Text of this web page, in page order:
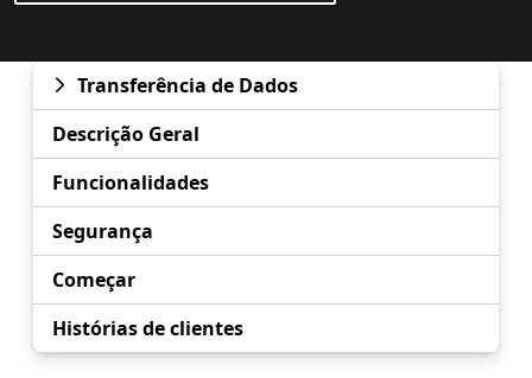
Transferência de Dados
Descrição Geral
Funcionalidades
Segurança
Começar
Histórias de clientes